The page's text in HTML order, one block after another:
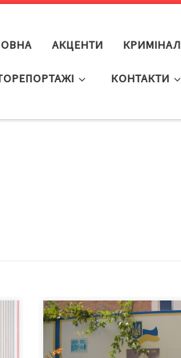
АКЦЕНТИ КРИМІНАЛ
КОНТАКТИ
Сьогодні Чернівецький
військовий комісар
поінформував про хід